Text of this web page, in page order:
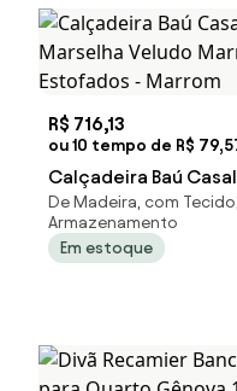
R$ 716,13
ou 10 tempo de R$
Calçadeira Baú
Marselha Veludo
Estofados - Marrom
De Madeira, com
Armazenamento
Em estoque